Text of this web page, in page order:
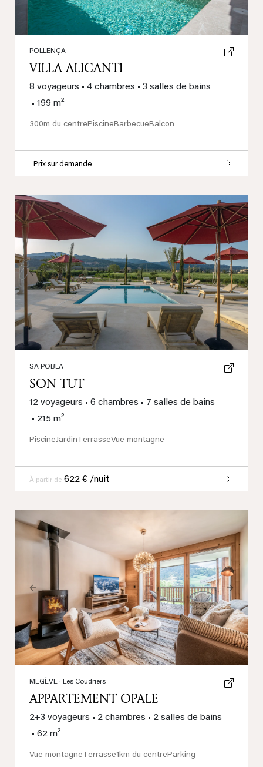
Previous Next
MEGÈVE · Les Coudriers
APPARTEMENT OPALE
2+3 voyageurs • 2 chambres • 2 salles de bains
• 62 m²
Vue montagne Terrasse1km du centreParking
POLLENÇA
VILLA ALICANTI
8 voyageurs • 4 chambres • 3 salles de bains
• 199 m²
300m du centre Piscine Barbecue Balcon
Prix sur demande
Previous Next
SA POBLA
SON TUT
12 voyageurs • 6 chambres • 7 salles de bains
• 215 m²
PiscineJardin TerrasseVue montagne
À partir de 622 € /nuit